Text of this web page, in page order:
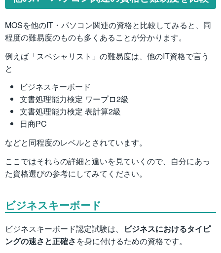
MOSを他のIT・パソコン関連の資格と比較してみると、同
程度の難易度のものも多くあることが分かります。
例えば「スペシャリスト」の難易度は、他のIT資格で言う
と
ビジネスキーボード
文書処理能力検定 ワープロ2級
文書処理能力検定 表計算2級
日商PC
などと同程度のレベルとされています。
ここではそれらの詳細と違いを見ていくので、自分にあっ
た資格選びの参考にしてみてください。
ビジネスキーボード
ビジネスキーボード認定試験は、
ビジネスにおけるタイピ
ングの速さと正確さ を身に付けるための資格です。